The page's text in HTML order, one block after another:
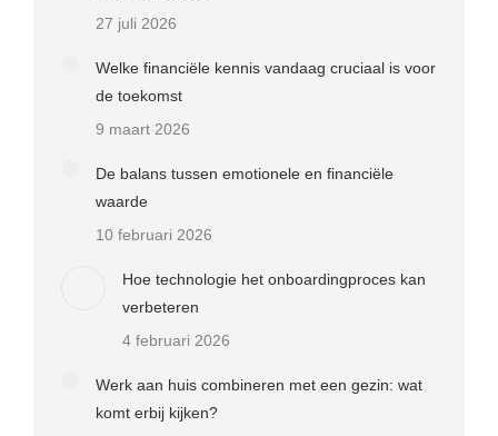
27 juli 2026
Welke financiële kennis vandaag cruciaal is voor
de toekomst
9 maart 2026
De balans tussen emotionele en financiële
waarde
10 februari 2026
Hoe technologie het onboardingproces kan
verbeteren
4 februari 2026
Werk aan huis combineren met een gezin: wat
komt erbij kijken?